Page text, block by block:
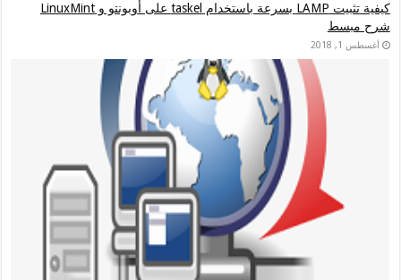
كيفية تثبيت LAMP بسرعة باستخدام taskel على أوبونتو و LinuxMint